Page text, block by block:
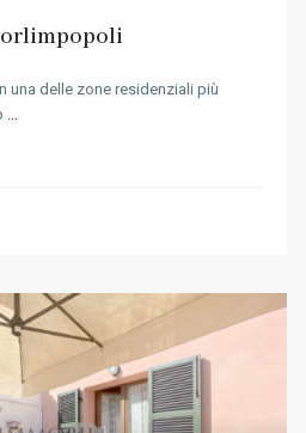
una delle zone residenziali più
...